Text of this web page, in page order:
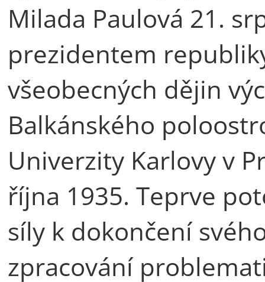
Milada Paulová 21.
prezidentem
všeobecných dějin
Balkánského
Univerzity Karlovy v
října 1935. Teprve
síly k dokončení
zpracování